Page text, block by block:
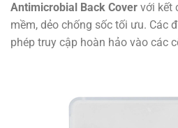
Antimicrobial Back Cover với kết
mềm, dẻo chống sốc tối ưu. Các
phép truy cập hoàn hảo vào các